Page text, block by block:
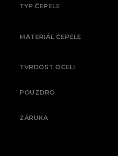
TYP ČEPELE
MATERIÁL ČEPELE
TVRDOST OCELI
POUZDRO
ZÁRUKA